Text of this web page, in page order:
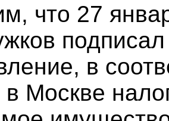
что 27
подписал
в
Москве